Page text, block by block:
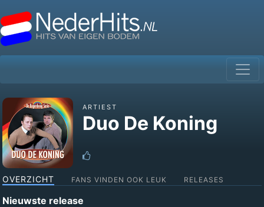
ARTIEST
Duo De Koning
OVERZICHT FANS VINDEN OOK LEUK RELEASES
Nieuwste release